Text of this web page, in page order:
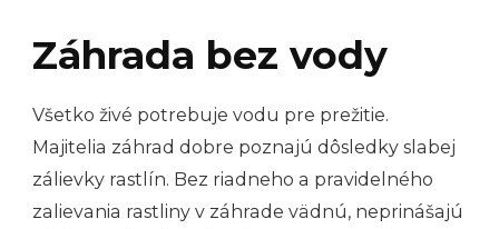
Záhrada bez vody
Všetko živé potrebuje vodu pre prežitie.
Majitelia záhrad dobre poznajú dôsledky slabej
zálievky rastlín. Bez riadneho a pravidelného
zalievania rastliny v záhrade vädnú, neprinášajú